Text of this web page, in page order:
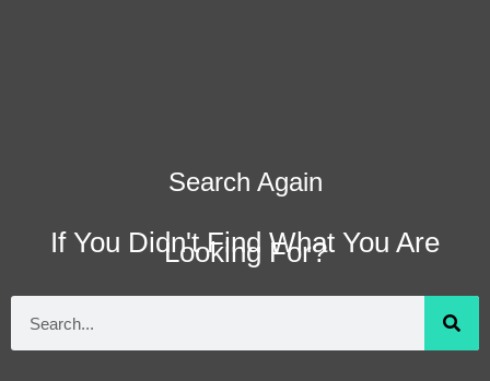
Search Again
If You Didn't Find What You Are
Looking For?